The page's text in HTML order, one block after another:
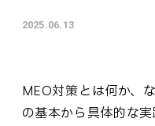
2025.06.13
MEO対策とは何か、
の基本から具体的な